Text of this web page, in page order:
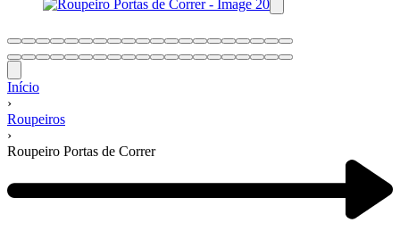
Início
›
Roupeiros
›
Roupeiro Portas de Correr
de
produtos